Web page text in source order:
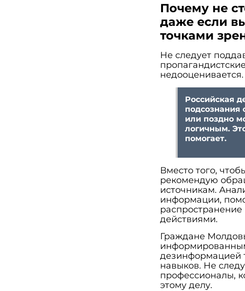
Почему не
даже если
точками
Не следует
недооценивается.
Российская
подсознания
или поздно
логичным.
помогает.
Вместо того,
рекомендую
источникам.
информации,
действиями.
Граждане
дезинформацией
навыков. Не
профессионалы,
этому делу.